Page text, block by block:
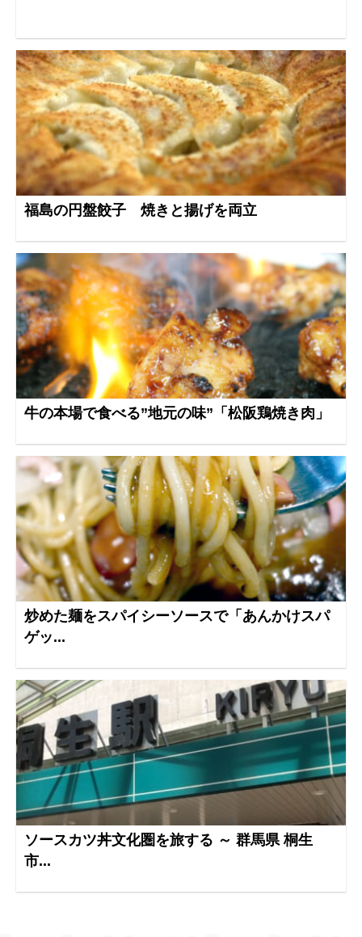
福島の円盤餃子 焼きと揚げを両立
牛の本場で食べる”地元の味”「松阪鶏焼き肉」
炒めた麺をスパイシーソースで「あんかけスパ
ゲッ...
ソースカツ丼文化圏を旅する ～ 群馬県 桐生
市...